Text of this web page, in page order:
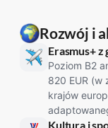
Rozwój i
Erasmus+
Poziom B2
820 EUR (w
krajów
Kultura i